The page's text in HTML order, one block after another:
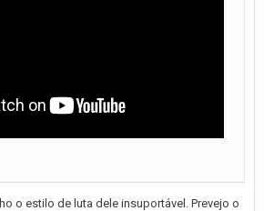
o estilo de luta dele insuportável. Prevejo o